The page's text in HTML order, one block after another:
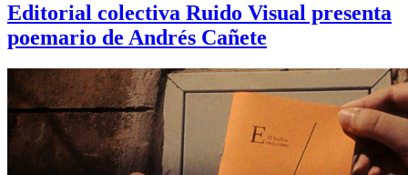
Editorial colectiva Ruido Visual presenta
poemario de Andrés Cañete